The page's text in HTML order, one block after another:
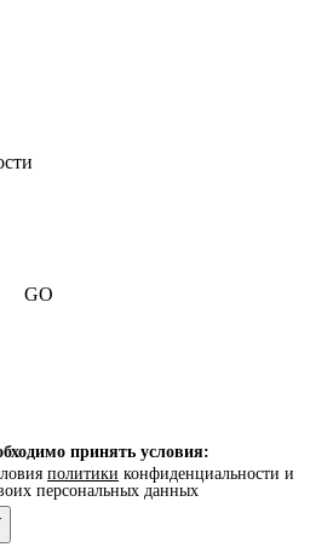
GO
принять условия:
политики конфиденциальности и
персональных данных